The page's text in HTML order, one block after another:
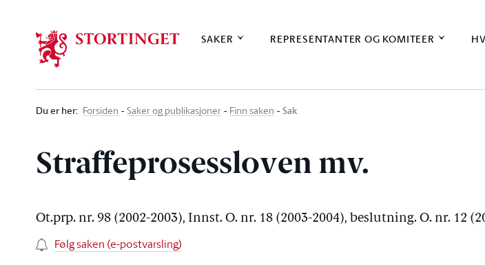
SAKER REPRESENTANTER OG KOMITEER
Du er her: Forsiden Saker og publikasjoner Finn saken Sak
Straffeprosessloven mv.
Ot.prp. nr. 98 (2002-2003), Innst. O. nr. 18 (2003-2004), beslutning. O. nr. 12
Følg saken (e-postvarsling)